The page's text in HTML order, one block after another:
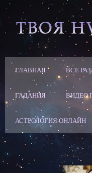
ГЛАВНАЯ ВСЕ
ГАДАНИЯ ВИДЕО
АСТРОЛОГИЯ ОНЛАЙН